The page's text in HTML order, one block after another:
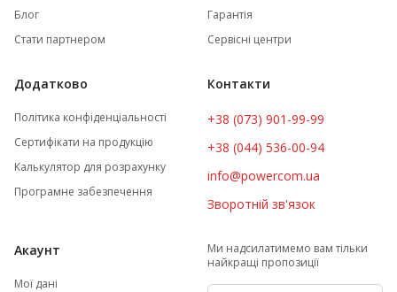
Блог
Стати партнером
Гарантія
Сервісні центри
Додатково
Політика конфіденціальності
Сертифікати на продукцію
Калькулятор для розрахунку
Програмне забезпечення
Контакти
+38 (073) 901-99-99
+38 (044) 536-00-94
info@powercom.ua
Зворотній зв'язок
Акаунт
Мої дані
Ми надсилатимемо вам тільки
найкращі пропозиції